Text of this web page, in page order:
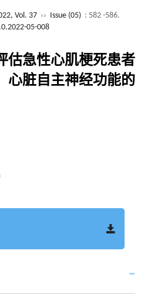
Vol. 37 ›› Issue (05) : 582 -586.
05-008
估急性心肌梗死患者
心脏自主神经功能的